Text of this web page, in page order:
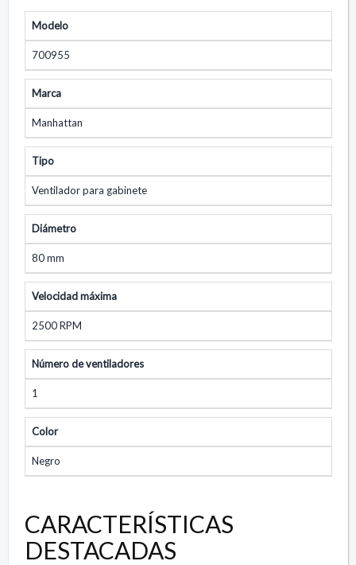
Modelo
700955
Marca
Manhattan
Tipo
Ventilador para gabinete
Diámetro
80 mm
Velocidad máxima
2500 RPM
Número de ventiladores
1
Color
Negro
CARACTERÍSTICAS
DESTACADAS